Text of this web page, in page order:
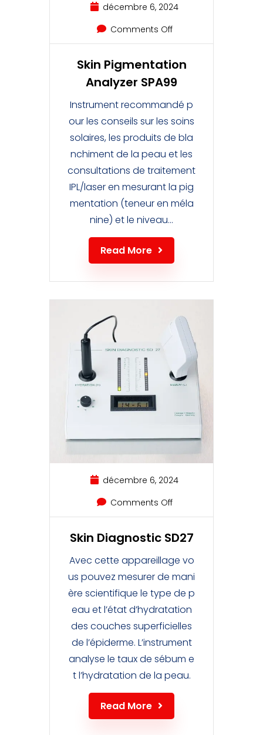
décembre 6, 2024
Comments Off
Skin Pigmentation
Analyzer SPA99
Instrument recommandé p
our les conseils sur les soins
solaires, les produits de bla
nchiment de la peau et les
consultations de traitement
IPL/laser en mesurant la pig
mentation (teneur en méla
nine) et le niveau...
Read More
décembre 6, 2024
Comments Off
Skin Diagnostic SD27
Avec cette appareillage vo
us pouvez mesurer de mani
ère scientifique le type de p
eau et l’état d’hydratation
des couches superficielles
de l’épiderme. L’instrument
analyse le taux de sébum e
t l’hydratation de la peau.
Read More